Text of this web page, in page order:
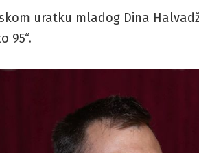
uratku mladog Dina
95“.